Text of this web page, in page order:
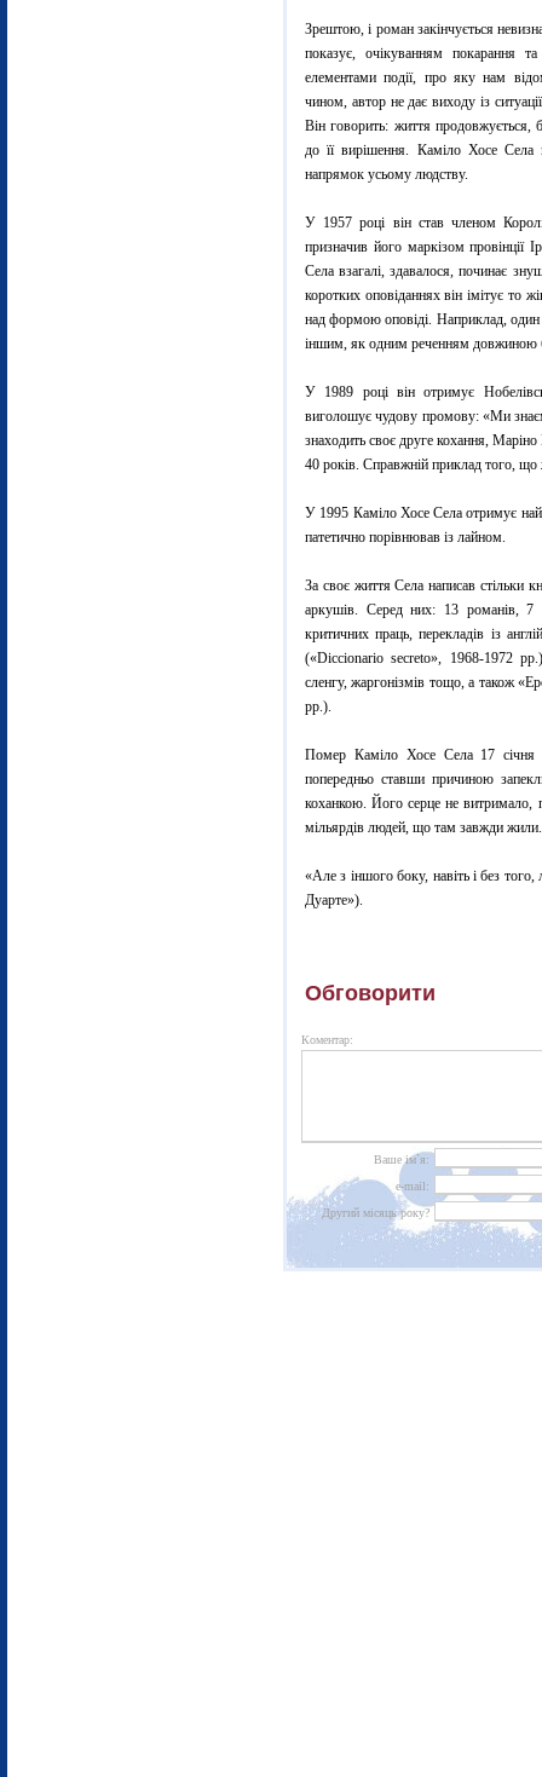
Зрештою, і роман закінчується
показує, очікуванням покарання
елементами події, про яку нам
чином, автор не дає виходу із
Він говорить: життя
до її вирішення. Каміло Хосе
напрямок усьому людству.
У 1957 році він став членом
призначив його маркізом провінції
Села взагалі, здавалося, починає
коротких оповіданнях він імітує то
над формою оповіді. Наприклад,
іншим, як одним реченням довжиною
У 1989 році він отримує
виголошує чудову промову: «Ми
знаходить своє друге кохання,
40 років. Справжній приклад того,
У 1995 Каміло Хосе Села отримує
патетично порівнював із лайном.
За своє життя Села написав стільки
аркушів. Серед них: 13 романів, 7
критичних праць, перекладів із
(«Diccionario secreto», 1968-1972
сленгу, жаргонізмів тощо, а також
рр.).
Помер Каміло Хосе Села 17 січня
попередньо ставши причиною
коханкою. Його серце не витримало,
мільярдів людей, що там завжди жили.
«Але з іншого боку, навіть і без
Дуарте»).
Обговорити
Коментар:
Ваше ім`я:
e-mail:
Другий місяць року?